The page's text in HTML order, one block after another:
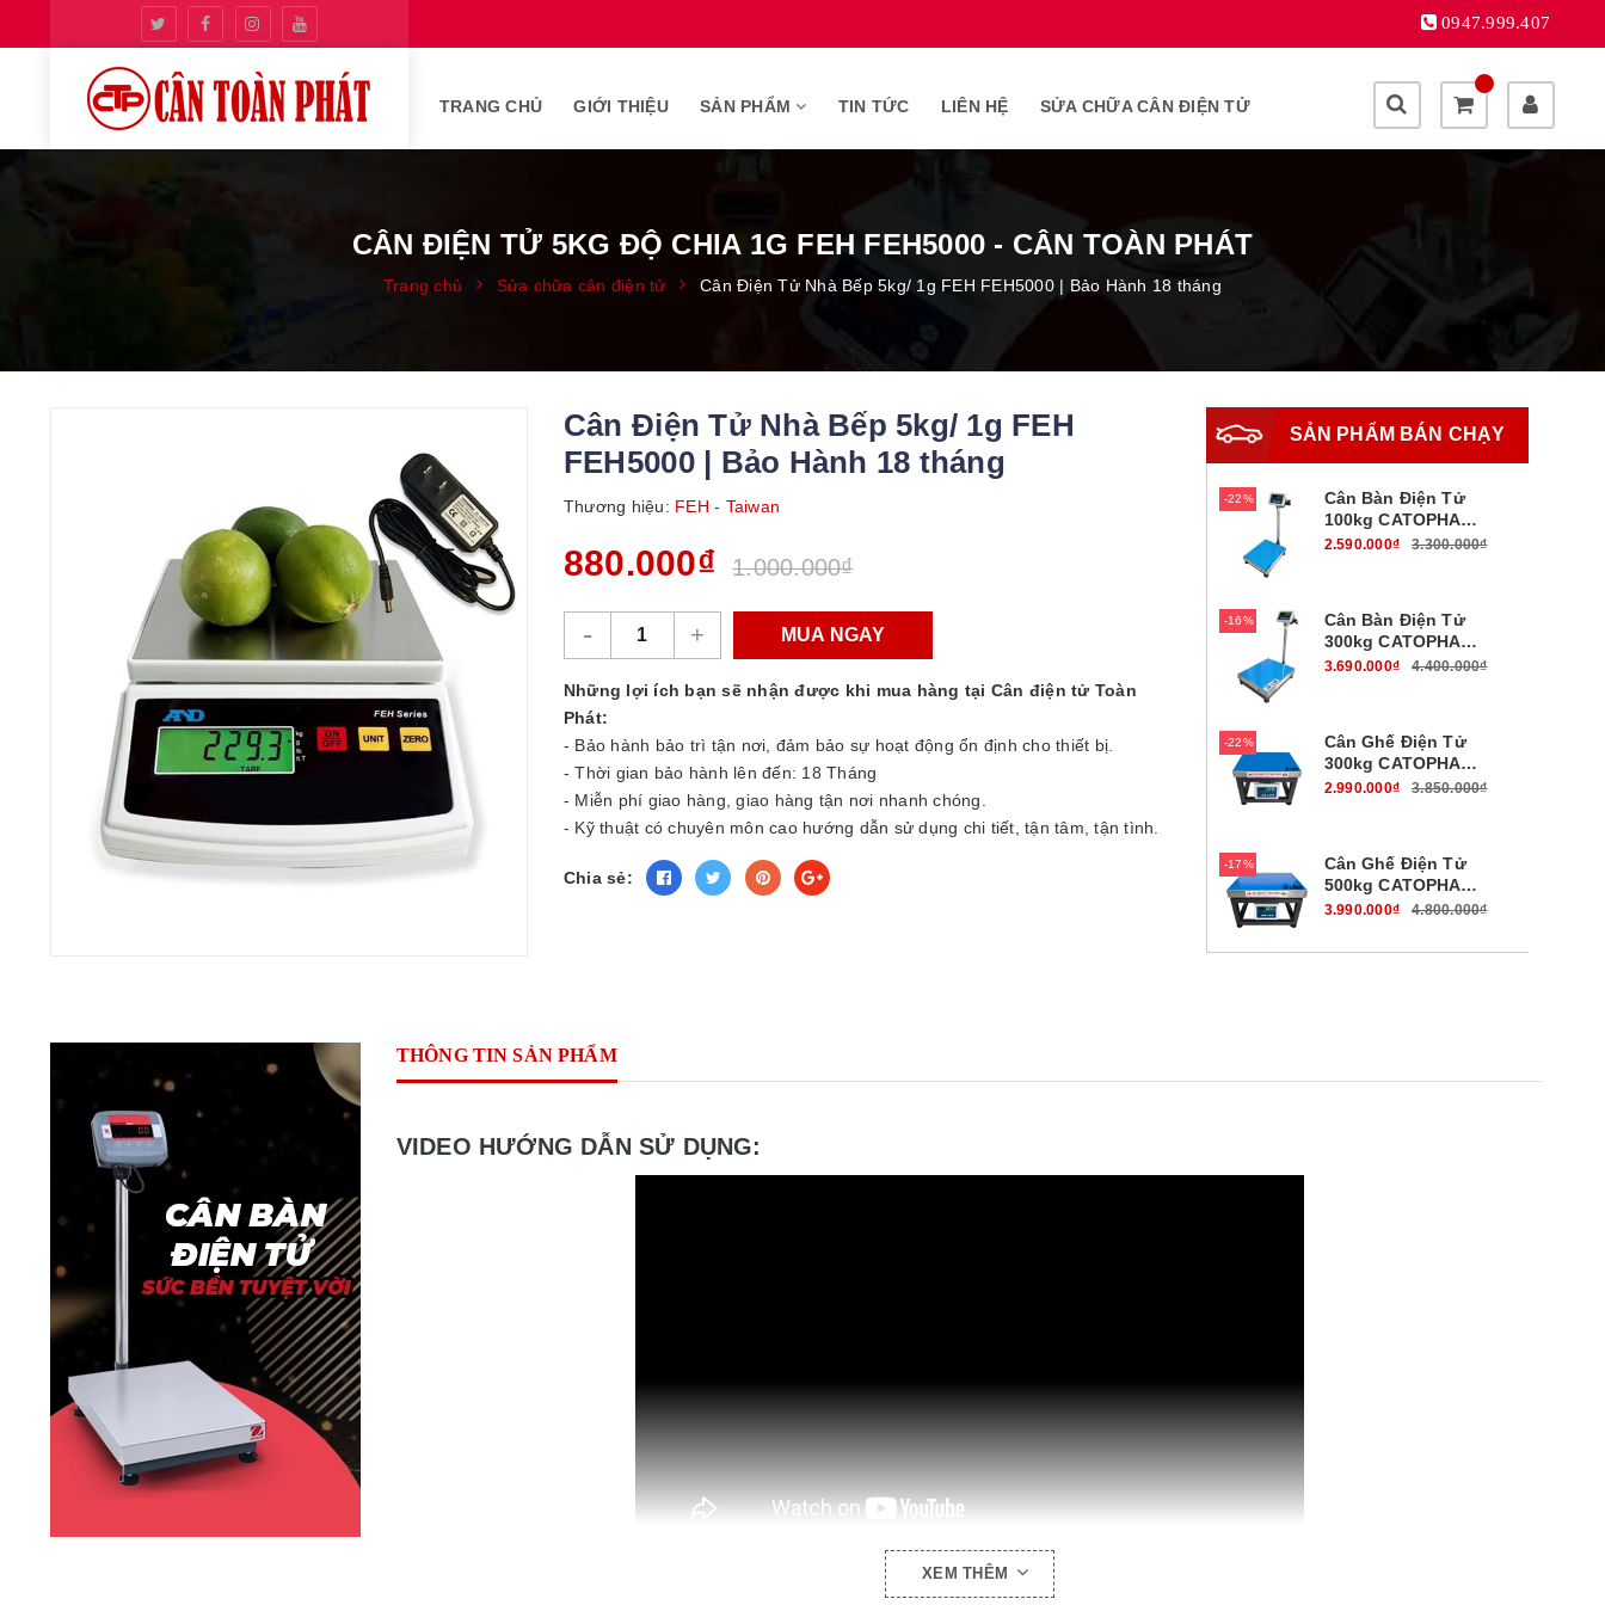
0947.999.407
TRANG CHỦ GIỚI THIỆU SẢN PHẨM TIN TỨC LIÊN HỆ SỬA CHỮA CÂN ĐIỆN TỬ
CÂN ĐIỆN TỬ 5KG ĐỘ CHIA 1G FEH FEH5000 - CÂN TOÀN PHÁT
Trang chủ Sửa chữa cân điện tử Cân Điện Tử Nhà Bếp 5kg/ 1g FEH FEH5000 | Bảo Hành 18 tháng
Cân Điện Tử Nhà Bếp 5kg/ 1g FEH
FEH5000 | Bảo Hành 18 tháng
Thương hiệu: FEH - Taiwan
880.000₫ 1.000.000₫
- + MUA NGAY
Những lợi ích bạn sẽ nhận được khi mua hàng tại Cân điện tử Toàn
Phát:
- Bảo hành bảo trì tận nơi, đảm bảo sự hoạt động ổn định cho thiết bị.
- Thời gian bảo hành lên đến: 18 Tháng
- Miễn phí giao hàng, giao hàng tận nơi nhanh chóng.
- Kỹ thuật có chuyên môn cao hướng dẫn sử dụng chi tiết, tận tâm, tận tình.
Chia sẻ:
SẢN PHẨM BÁN CHẠY
22%
Cân Bàn Điện Tử
100kg CATOPHA
B19W100B45
2.590.000₫ 3.300.000₫
16%
Cân Bàn Điện Tử
300kg CATOPHA
B19W300B56
3.690.000₫ 4.400.000₫
22%
Cân Ghế Điện Tử
300kg CATOPHA
B19W300G45
2.990.000₫ 3.850.000₫
17%
Cân Ghế Điện Tử
500kg CATOPHA
B19W500G56
3.990.000₫ 4.800.000₫
THÔNG TIN SẢN PHẨM
VIDEO HƯỚNG DẪN SỬ DỤNG:
XEM THÊM